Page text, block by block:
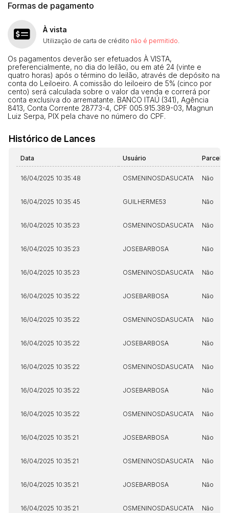
Formas de pagamento
À vista
Utilização de carta de crédito não é permitido
Os pagamentos deverão ser efetuados À VISTA,
preferencialmente, no dia do leilão, ou em até 24 (vinte e
quatro horas) após o término do leilão, através de depósito na
conta do Leiloeiro. A comissão do leiloeiro de 5% (cinco por
cento) será calculada sobre o valor da venda e correrá por
conta exclusiva do arrematante. BANCO ITAÚ (341), Agência
8413, Conta Corrente 28773-4, CPF 005.915.389-03, Magnun
Luiz Serpa, PIX pela chave no número do CPF.
Histórico de Lances
Data Usuário
16/04/2025 10:35:48 OSMENINOSDASUCATA Não
16/04/2025 10:35:45 GUILHERME53 Não
16/04/2025 10:35:23 OSMENINOSDASUCATA Não
16/04/2025 10:35:23 JOSEBARBOSA Não
16/04/2025 10:35:23 OSMENINOSDASUCATA Não
16/04/2025 10:35:22 JOSEBARBOSA Não
16/04/2025 10:35:22 OSMENINOSDASUCATA Não
16/04/2025 10:35:22 JOSEBARBOSA Não
16/04/2025 10:35:22 OSMENINOSDASUCATA Não
16/04/2025 10:35:22 JOSEBARBOSA Não
16/04/2025 10:35:22 OSMENINOSDASUCATA Não
16/04/2025 10:35:21 JOSEBARBOSA Não
16/04/2025 10:35:21 OSMENINOSDASUCATA Não
16/04/2025 10:35:21 JOSEBARBOSA Não
16/04/2025 10:35:21 OSMENINOSDASUCATA Não